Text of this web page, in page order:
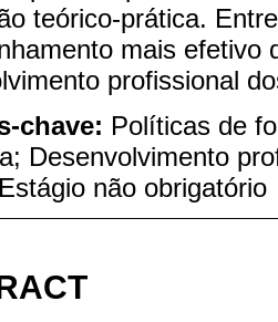
teórico-prática.
mais efetivo
profissional
chave: Políticas de
Desenvolvimento
não obrigatório